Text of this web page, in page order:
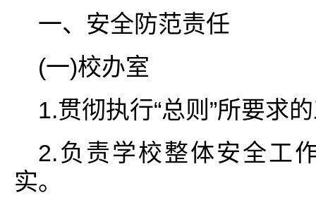
一、安全防范责任
(一)校办室
1.贯彻执行“总则”所要求
2.负责学校整体安全工
实。